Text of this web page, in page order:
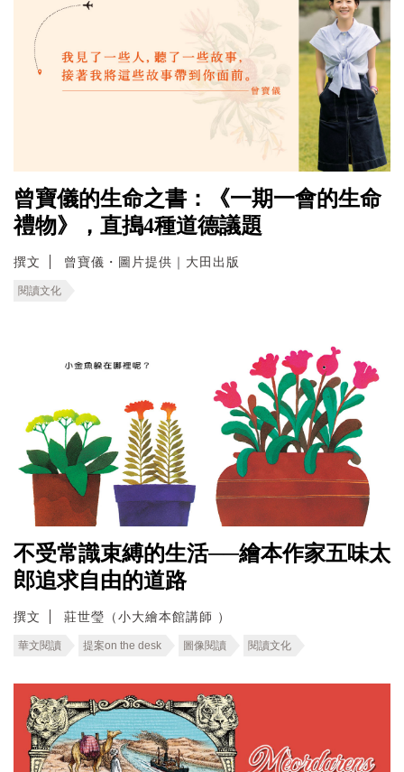
曾寶儀的生命之書：《一期一會的生命
禮物》，直搗4種道德議題
撰文 曾寶儀・圖片提供｜大田出版
閱讀文化
不受常識束縛的生活──繪本作家五味太
郎追求自由的道路
撰文 莊世瑩（小大繪本館講師 ）
華文閱讀 提案on the desk 圖像閱讀 閱讀文化